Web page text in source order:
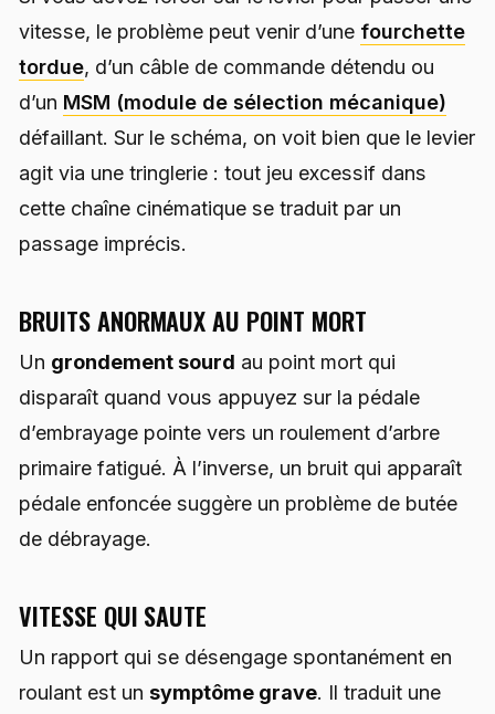
vitesse, le problème peut venir d’une fourchette
tordue, d’un câble de commande détendu ou
d’un MSM (module de sélection mécanique)
défaillant. Sur le schéma, on voit bien que le levier
agit via une tringlerie : tout jeu excessif dans
cette chaîne cinématique se traduit par un
passage imprécis.
BRUITS ANORMAUX AU POINT MORT
Un grondement sourd au point mort qui
disparaît quand vous appuyez sur la pédale
d’embrayage pointe vers un roulement d’arbre
primaire fatigué. À l’inverse, un bruit qui apparaît
pédale enfoncée suggère un problème de butée
de débrayage.
VITESSE QUI SAUTE
Un rapport qui se désengage spontanément en
roulant est un symptôme grave. Il traduit une